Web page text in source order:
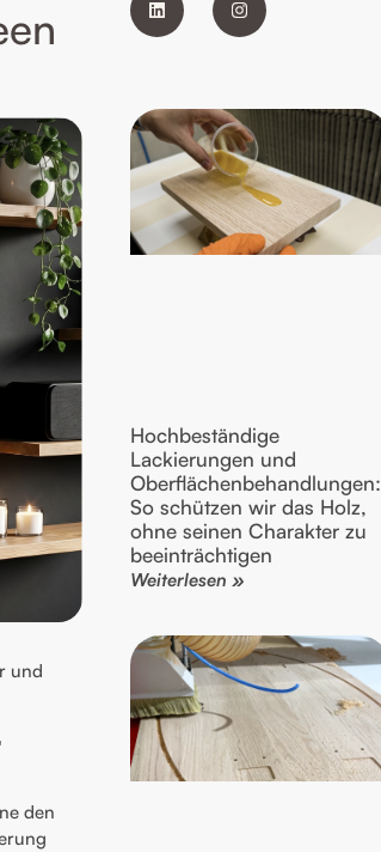
und
den
Hochbeständige
Lackierungen und
Oberflächenbehandlungen:
So schützen wir das Holz,
ohne seinen Charakter zu
beeinträchtigen
Weiterlesen »